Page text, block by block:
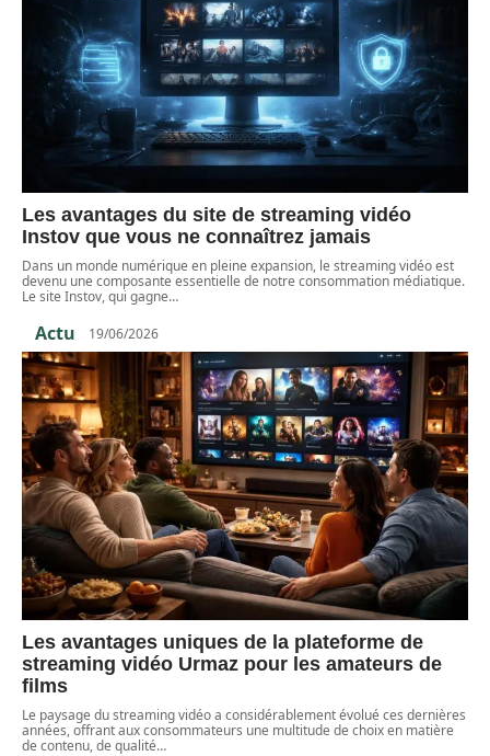
Les avantages du site de streaming vidéo
Instov que vous ne connaîtrez jamais
Dans un monde numérique en pleine expansion, le streaming vidéo est
devenu une composante essentielle de notre consommation médiatique.
Le site Instov, qui gagne…
Actu 19/06/2026
Les avantages uniques de la plateforme de
streaming vidéo Urmaz pour les amateurs de
films
Le paysage du streaming vidéo a considérablement évolué ces dernières
années, offrant aux consommateurs une multitude de choix en matière
de contenu, de qualité…